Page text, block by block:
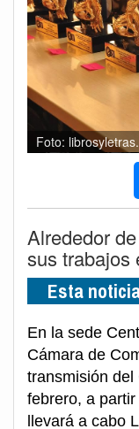
Foto:
Alrededor
sus trabajos
Esta
En la sede
Cámara de
transmisión
febrero, a
llevará a cabo